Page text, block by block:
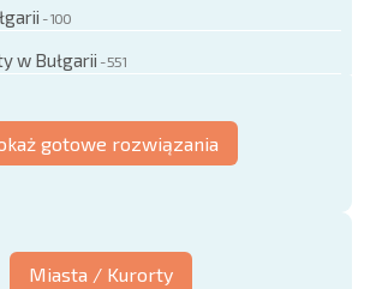
- 100
w Bułgarii - 551
gotowe rozwiązania
Miasta / Kurorty